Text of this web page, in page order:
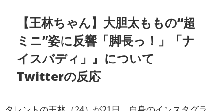
【王林ちゃん】大胆太ももの“超
ミニ”姿に反響「脚長っ！」「ナ
イスバディ」』について
Twitterの反応